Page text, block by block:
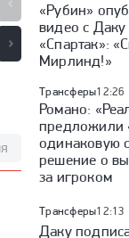
— ЦСКА:
«Рубин»
видео с Даку
«Спартак»:
Мирлинд!»
Трансферы12:26
Романо:
предложили
одинаковую
решение о
за игроком
Трансферы12:13
Даку